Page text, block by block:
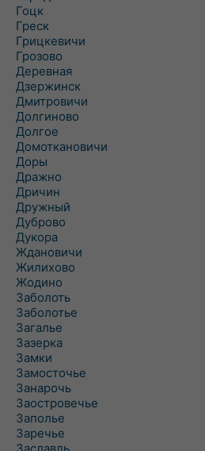
Гоцк
Греск
Грицкевичи
Грозово
Деревная
Дзержинск
Дмитровичи
Долгиново
Долгое
Домоткановичи
Доры
Дражно
Дричин
Дружный
Дуброво
Дукора
Ждановичи
Жилихово
Жодино
Заболоть
Заболотье
Загалье
Зазерка
Замки
Замосточье
Занарочь
Заостровечье
Заполье
Заречье